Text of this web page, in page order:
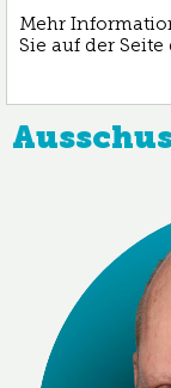
Mehr
Sie auf der Seite